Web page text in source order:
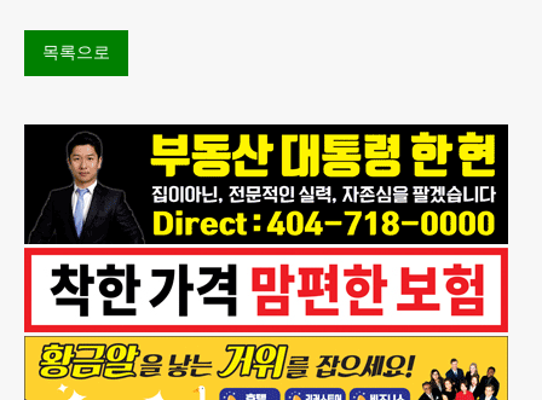
목록으로